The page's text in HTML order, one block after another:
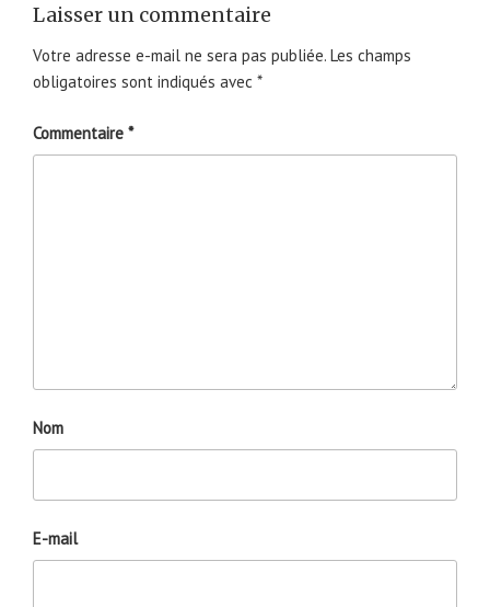
Laisser un commentaire
Votre adresse e-mail ne sera pas publiée. Les champs
obligatoires sont indiqués avec *
Commentaire *
Nom
E-mail